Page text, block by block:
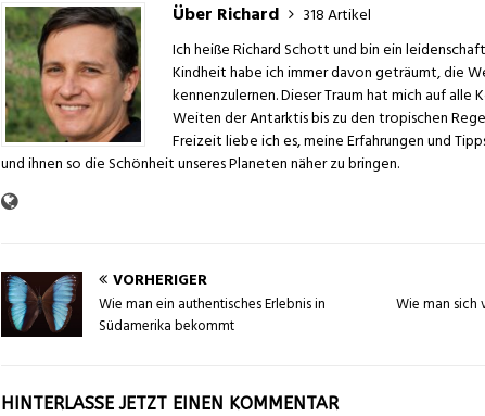
Über Richard
318 Artikel
Ich heiße Richard Schott und bin ein
Kindheit habe ich immer davon geträumt, die
kennenzulernen. Dieser Traum hat mich auf
Weiten der Antarktis bis zu den tropischen
Freizeit liebe ich es, meine Erfahrungen und
und ihnen so die Schönheit unseres Planeten näher zu bringen.
VORHERIGER
Wie man ein authentisches Erlebnis in
Südamerika bekommt
Wie man sich
HINTERLASSE JETZT EINEN KOMMENTAR